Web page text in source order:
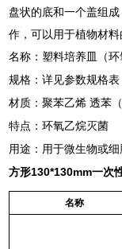
盘状的底和一个盖组
作，可以用于植物材料
名称：塑料培养皿（环
规格：详见参数规格表
材质：聚苯乙烯 透苯（
特点：环氧乙烷灭菌
用途：用于微生物或细
方形130*130mm一次
名称